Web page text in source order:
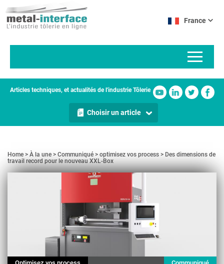
au
contenu
France
Articles techniques, et actualités de l'industrie Tôlerie
Choisir un article
Home À la une Communiqué optimisez vos process
Des dimensions de
travail record pour le nouveau XXL-Box